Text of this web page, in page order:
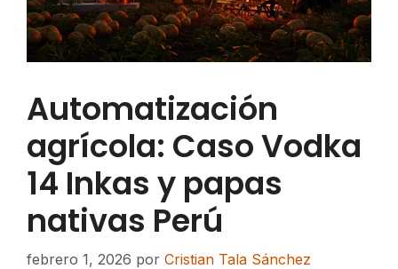
Automatización
agrícola: Caso Vodka
14 Inkas y papas
nativas Perú
febrero 1, 2026 por Cristian Tala Sánchez